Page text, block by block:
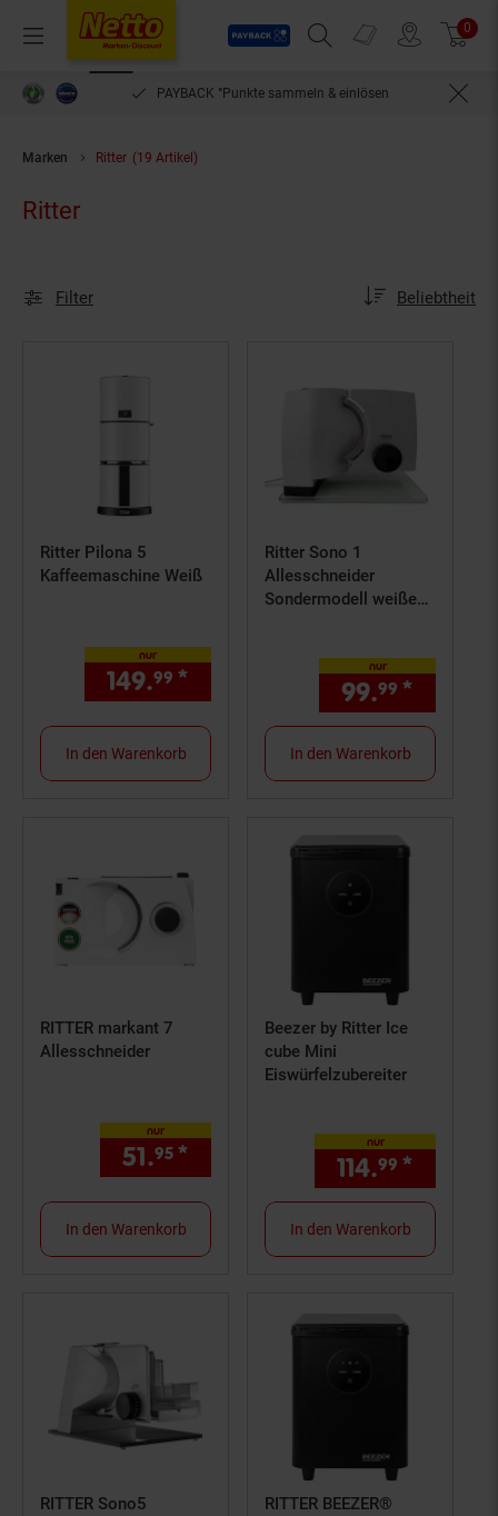
Menü
Payback
Suchfeld einblenden
Prospekte 0
bequem per Rechnung bezahlen***
Marken Ritter (19 Artikel)
Ritter
Filter Sortierung:
Beliebtheit
Ritter Pilona 5
Kaffeemaschine Weiß
nur
149.99 * € Sternchen
In den Warenkorb
Ritter Sono 1
Allesschneider
Sondermodell weiße
nur
99.99 *
In den Warenkorb
RITTER markant 7
Allesschneider
nur
51.95 * € Sternchen
In den Warenkorb
Beezer by Ritter Ice
cube Mini
Eiswürfelzubereiter
nur
114.99 *
In den Warenkorb
RITTER Sono5
RITTER BEEZER®